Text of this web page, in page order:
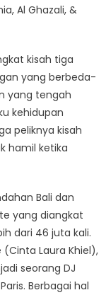
Al Ghazali, &
kisah tiga
yang berbeda-
yang tengah
kehidupan
peliknya kisah
hamil ketika
Bali dan
yang diangkat
dari 46 juta kali.
Laura Khiel),
seorang DJ
Berbagai hal